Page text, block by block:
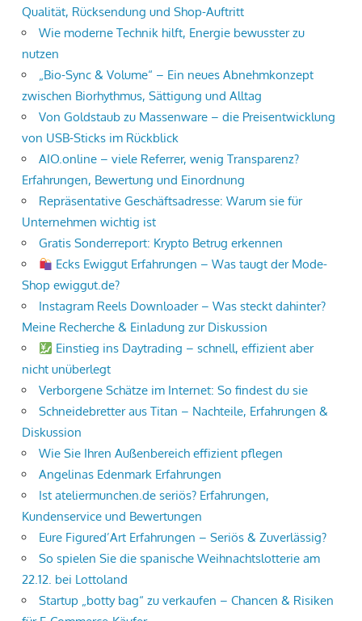
Qualität, Rücksendung und Shop-Auftritt
Wie moderne Technik hilft, Energie bewusster zu
nutzen
„Bio-Sync & Volume“ – Ein neues Abnehmkonzept
zwischen Biorhythmus, Sättigung und Alltag
Von Goldstaub zu Massenware – die Preisentwicklung
von USB-Sticks im Rückblick
AIO.online – viele Referrer, wenig Transparenz?
Erfahrungen, Bewertung und Einordnung
Repräsentative Geschäftsadresse: Warum sie für
Unternehmen wichtig ist
Gratis Sonderreport: Krypto Betrug erkennen
Ecks Ewiggut Erfahrungen – Was taugt der Mode-
Shop ewiggut.de?
Instagram Reels Downloader – Was steckt dahinter?
Meine Recherche & Einladung zur Diskussion
Einstieg ins Daytrading – schnell, effizient aber
nicht unüberlegt
Verborgene Schätze im Internet: So findest du sie
Schneidebretter aus Titan – Nachteile, Erfahrungen &
Diskussion
Wie Sie Ihren Außenbereich effizient pflegen
Angelinas Edenmark Erfahrungen
Ist ateliermunchen.de seriös? Erfahrungen,
Kundenservice und Bewertungen
Eure Figured’Art Erfahrungen – Seriös & Zuverlässig?
So spielen Sie die spanische Weihnachtslotterie am
22.12. bei Lottoland
Startup „botty bag“ zu verkaufen – Chancen & Risiken